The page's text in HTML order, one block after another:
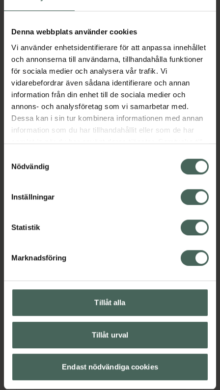
Denna webbplats använder cookies
Vi använder enhetsidentifierare för att anpassa innehållet
och annonserna till användarna, tillhandahålla funktioner
för sociala medier och analysera vår trafik. Vi
vidarebefordrar även sådana identifierare och annan
information från din enhet till de sociala medier och
annons- och analysföretag som vi samarbetar med.
Dessa kan i sin tur kombinera informationen med annan
information som du har tillhandahållit eller som de har
samlat in när du har använt deras tjänster. Samtycke till
återkalla ditt samtycke via webbplatsens
cookieinställningar. Ett återkallat samtycke påverkar inte
lagligheten av behandling som skett innan återkallelsen.
Nödvändig
Inställningar
Statistik
Marknadsföring
Tillåt alla
Tillåt urval
Endast nödvändiga cookies
- OEKO-TEX-certifierad bomull
- Graderad kompression – högst vid ankeln
- Medicinteknisk produkt, klass I
Storleksguide: För att hitta rätt storlek mäts:
1) Omkrets runt ankeln där den är som smalast
(A)
2) Omkrets runt vaden där den är som bredast
3) Skostorlek (C)
Storlek S: A 18–21 cm, B 28–34 cm, Skostorlek
36–38, längd 33 cm
Storlek M: A 20–23 cm, B 31–37 cm, Skostorlek
38–40, längd 35 cm
Skostorlek 40–42, längd 37 cm
Storlek XXL: A 26–29 cm, B 40–46 cm,
Skostorlek 44–47, längd 41 cm
Medicinska kompressionsstrumpor har
dokumenterad effekt och skiljer sig från